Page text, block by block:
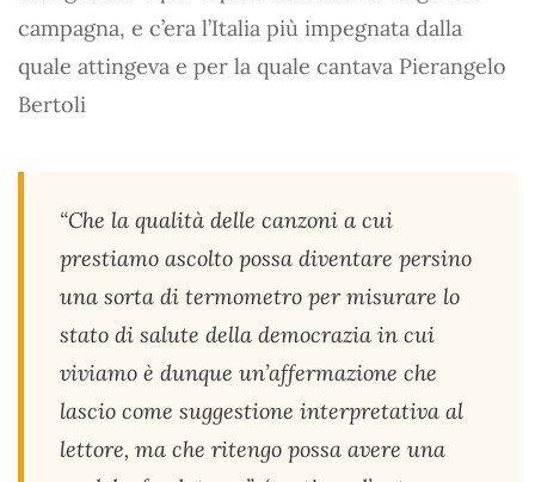
campagna, e c’era l’Italia più impegnata dalla
quale attingeva e per la quale cantava Pierangelo
Bertoli
“Che la qualità delle canzoni a cui
prestiamo ascolto possa diventare persino
una sorta di termometro per misurare lo
stato di salute della democrazia in cui
viviamo è dunque un’affermazione che
lascio come suggestione interpretativa al
lettore, ma che ritengo possa avere una